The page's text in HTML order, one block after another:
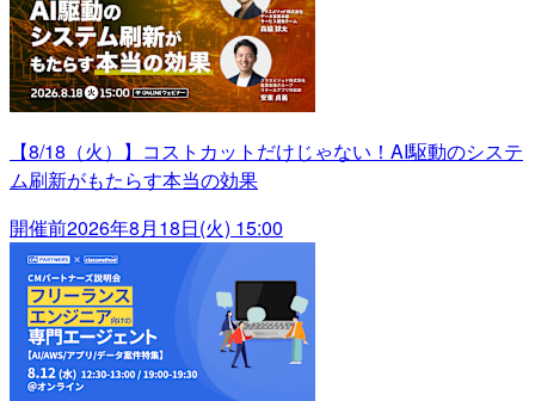
【8/18（火）】コストカットだけじゃない！AI駆動のシステ
ム刷新がもたらす本当の効果
開催前2026年8月18日(火) 15:00